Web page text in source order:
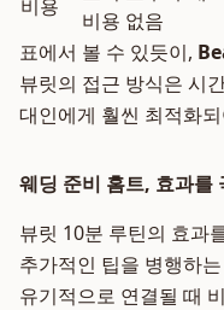
비용
비용 없음
표에서 볼 수 있듯이,
뷰릿의 접근 방식은 시
대인에게 훨씬 최적화
웨딩 준비 홈트, 효과를
뷰릿 10분 루틴의 효과
추가적인 팁을 병행하
유기적으로 연결될 때